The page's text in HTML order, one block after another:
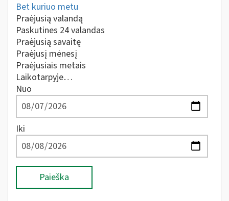
Bet kuriuo metu
Praėjusią valandą
Paskutines 24 valandas
Praėjusią savaitę
Praėjusį mėnesį
Praėjusiais metais
Laikotarpyje…
Nuo
Iki
Paieška